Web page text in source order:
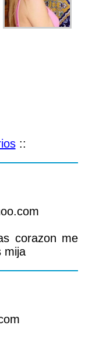
::
corazon me
mija